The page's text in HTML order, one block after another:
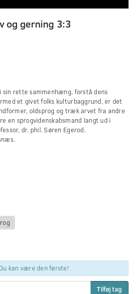
og gerning 3:3
rette sammenhæng, forstå dens
et givet folks kulturbaggrund, er det
oldsprog og træk arvet fra andre
en sprogvidenskabsmand langt ud i
dr. phil. Søren Egerod.
kan være den første!
Tilføj tag